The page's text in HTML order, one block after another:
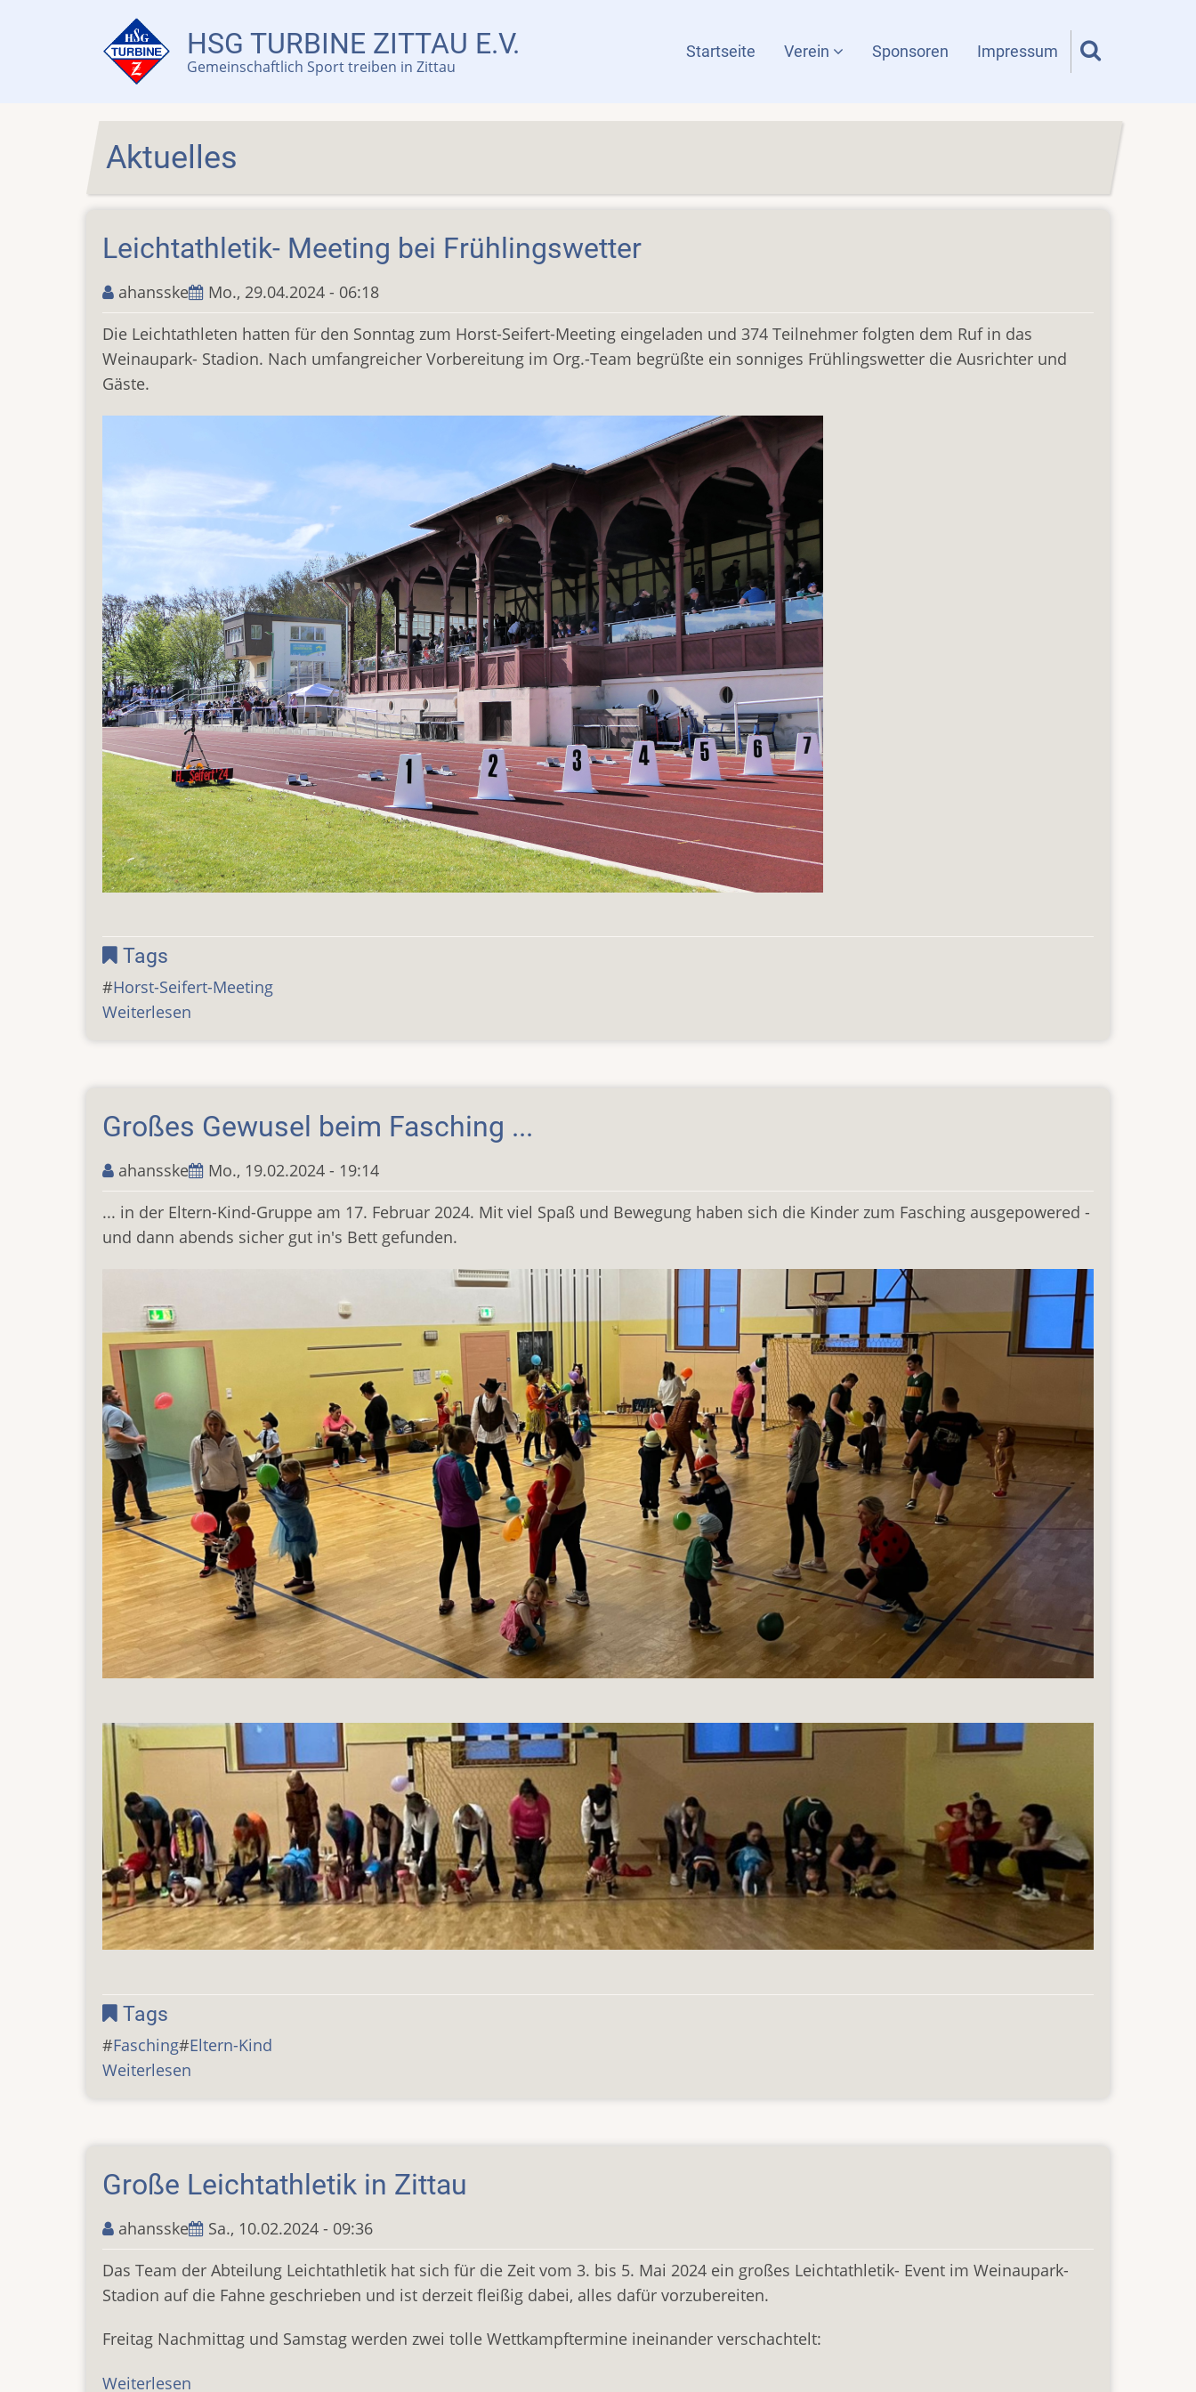
HSG TURBINE ZITTAU E.V.
Gemeinschaftlich Sport treiben in Zittau Menü
Startseite Verein Sponsoren Impressum
Aktuelles
Leichtathletik- Meeting bei Frühlingswetter
ahansske
Mo., 29.04.2024 - 06:18
Die Leichtathleten hatten für den Sonntag zum Horst-Seifert-Meeting eingeladen und 374 Teilnehmer folgten dem Ruf in das
Weinaupark- Stadion. Nach umfangreicher Vorbereitung im Org.-Team begrüßte ein sonniges Frühlingswetter die Ausrichter und
Gäste.
Tags
Horst-Seifert-Meeting
Weiterlesen
bei
Frühlingswetter
Großes Gewusel beim Fasching ...
ahansske
Mo., 19.02.2024 - 19:14
... in der Eltern-Kind-Gruppe am 17. Februar 2024. Mit viel Spaß und Bewegung haben sich die Kinder zum Fasching ausgepowered -
und dann abends sicher gut in's Bett gefunden.
Tags
Fasching Eltern-Kind
Weiterlesen
beim
Fasching
...
Große Leichtathletik in Zittau
ahansske
Sa., 10.02.2024 - 09:36
Das Team der Abteilung Leichtathletik hat sich für die Zeit vom 3. bis 5. Mai 2024 ein großes Leichtathletik- Event im Weinaupark-
Stadion auf die Fahne geschrieben und ist derzeit fleißig dabei, alles dafür vorzubereiten.
Freitag Nachmittag und Samstag werden zwei tolle Wettkampftermine ineinander verschachtelt:
Weiterlesen